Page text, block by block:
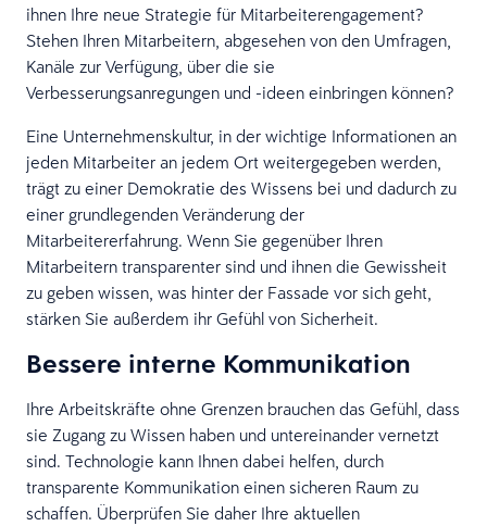
ihnen Ihre neue Strategie für Mitarbeiterengagement?
Stehen Ihren Mitarbeitern, abgesehen von den Umfragen,
Kanäle zur Verfügung, über die sie
Verbesserungsanregungen und -ideen einbringen können?
Eine Unternehmenskultur, in der wichtige Informationen an
jeden Mitarbeiter an jedem Ort weitergegeben werden,
trägt zu einer Demokratie des Wissens bei und dadurch zu
einer grundlegenden Veränderung der
Mitarbeitererfahrung. Wenn Sie gegenüber Ihren
Mitarbeitern transparenter sind und ihnen die Gewissheit
zu geben wissen, was hinter der Fassade vor sich geht,
stärken Sie außerdem ihr Gefühl von Sicherheit.
Bessere interne Kommunikation
Ihre Arbeitskräfte ohne Grenzen brauchen das Gefühl, dass
sie Zugang zu Wissen haben und untereinander vernetzt
sind. Technologie kann Ihnen dabei helfen, durch
transparente Kommunikation einen sicheren Raum zu
schaffen. Überprüfen Sie daher Ihre aktuellen